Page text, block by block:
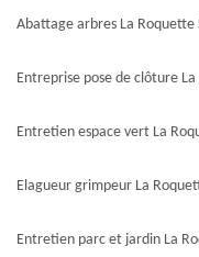
Abattage arbres La Roquette
Entreprise pose de clôture
Entretien espace vert La
Elagueur grimpeur La
Entretien parc et jardin La